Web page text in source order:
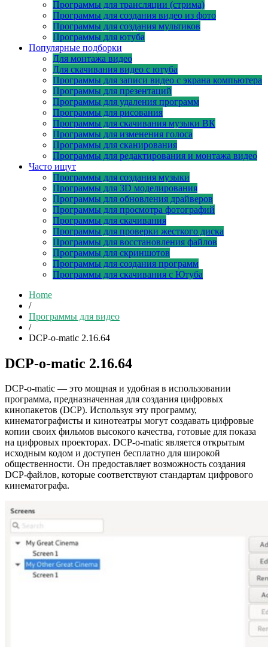
Программы для трансляции (стрима)
Программы для создания видео из фото
Программы для создания мультиков
Программы для ютуба
Популярные подборки
Для монтажа видео
Для скачивания видео с ютуба
Программы для записи видео с экрана компьютера
Программы для презентаций
Программы для удаления программ
Программы для рисования
Программы для скачивания музыки ВК
Программы для изменения голоса
Программы для сканирования
Программы для редактирования и монтажа видео
Часто ищут
Программы для создания музыки
Программы для 3D моделирования
Программы для обновления драйверов
Программы для просмотра фотографий
Программы для скачивания
Программы для проверки жесткого диска
Программы для восстановления файлов
Программы для скриншотов
Программы для создания программ
Программы для скачивания с Ютуба
Home
/
Программы для видео
/
DCP-o-matic 2.16.64
DCP-o-matic 2.16.64
DCP-o-matic — это мощная и удобная в использовании
программа, предназначенная для создания цифровых
кинопакетов (DCP). Используя эту программу,
кинематографисты и кинотеатры могут создавать цифровые
копии своих фильмов высокого качества, готовые для показа
на цифровых проекторах. DCP-o-matic является открытым
исходным кодом и доступен бесплатно для широкой
общественности. Он предоставляет возможность создания
DCP-файлов, которые соответствуют стандартам цифрового
кинематографа.